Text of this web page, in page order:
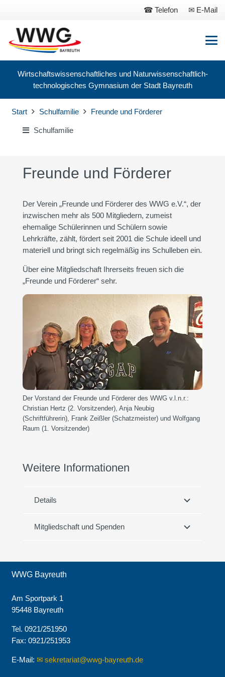
Telefon E-Mail
Wirtschaftswissenschaftliches und Naturwissenschaftlich-
technologisches Gymnasium der Stadt Bayreuth
Start Schulfamilie Freunde und Förderer
Schulfamilie
Freunde und Förderer
Der Verein „Freunde und Förderer des WWG e.V.“, der
inzwischen mehr als 500 Mitgliedern, zumeist
ehemalige Schülerinnen und Schülern sowie
Lehrkräfte, zählt, fördert seit 2001 die Schule ideell und
materiell und bringt sich regelmäßig ins Schulleben ein.
Über eine Mitgliedschaft Ihrerseits freuen sich die
„Freunde und Förderer“ sehr.
Der Vorstand der Freunde und Förderer des WWG v.l.n.r.:
Christian Hertz (2. Vorsitzender), Anja Neubig
(Schriftführerin), Frank Zeißler (Schatzmeister) und Wolfgang
Raum (1. Vorsitzender)
Weitere Informationen
Details
Mitgliedschaft und Spenden
WWG Bayreuth
Am Sportpark 1
95448 Bayreuth
Tel. 0921/251950
Fax: 0921/251953
E-Mail: sekretariat@wwg-bayreuth.de